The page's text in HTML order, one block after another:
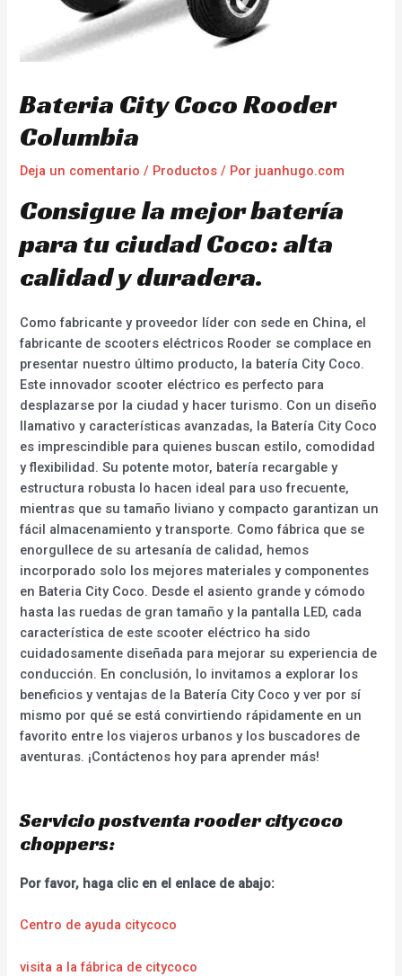
Bateria City Coco Rooder
Columbia
Deja un comentario / Productos / Por juanhugo.com
Consigue la mejor batería
para tu ciudad Coco: alta
calidad y duradera.
Como fabricante y proveedor líder con sede en China, el
fabricante de scooters eléctricos Rooder se complace en
presentar nuestro último producto, la batería City Coco.
Este innovador scooter eléctrico es perfecto para
desplazarse por la ciudad y hacer turismo. Con un diseño
llamativo y características avanzadas, la Batería City Coco
es imprescindible para quienes buscan estilo, comodidad
y flexibilidad. Su potente motor, batería recargable y
estructura robusta lo hacen ideal para uso frecuente,
mientras que su tamaño liviano y compacto garantizan un
fácil almacenamiento y transporte. Como fábrica que se
enorgullece de su artesanía de calidad, hemos
incorporado solo los mejores materiales y componentes
en Bateria City Coco. Desde el asiento grande y cómodo
hasta las ruedas de gran tamaño y la pantalla LED, cada
característica de este scooter eléctrico ha sido
cuidadosamente diseñada para mejorar su experiencia de
conducción. En conclusión, lo invitamos a explorar los
beneficios y ventajas de la Batería City Coco y ver por sí
mismo por qué se está convirtiendo rápidamente en un
favorito entre los viajeros urbanos y los buscadores de
aventuras. ¡Contáctenos hoy para aprender más!
Servicio postventa rooder citycoco
choppers:
Por favor, haga clic en el enlace de abajo:
Centro de ayuda citycoco
visita a la fábrica de citycoco